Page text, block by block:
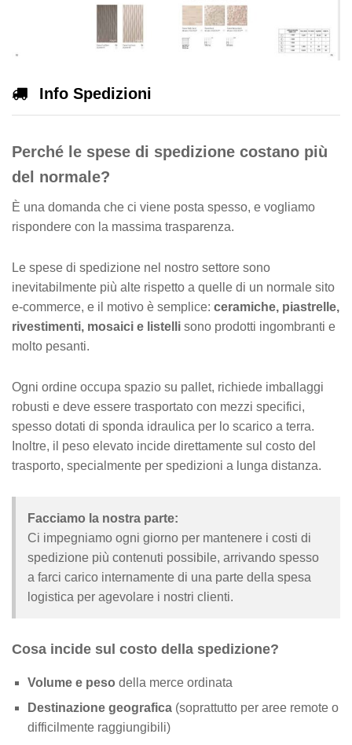
Info Spedizioni
Perché le spese di spedizione costano più
del normale?
È una domanda che ci viene posta spesso, e vogliamo
rispondere con la massima trasparenza.
Le spese di spedizione nel nostro settore sono
inevitabilmente più alte rispetto a quelle di un normale sito
e-commerce, e il motivo è semplice: ceramiche, piastrelle,
rivestimenti, mosaici e listelli sono prodotti ingombranti e
molto pesanti.
Ogni ordine occupa spazio su pallet, richiede imballaggi
robusti e deve essere trasportato con mezzi specifici,
spesso dotati di sponda idraulica per lo scarico a terra.
Inoltre, il peso elevato incide direttamente sul costo del
trasporto, specialmente per spedizioni a lunga distanza.
Facciamo la nostra parte:
Ci impegniamo ogni giorno per mantenere i costi di
spedizione più contenuti possibile, arrivando spesso
a farci carico internamente di una parte della spesa
logistica per agevolare i nostri clienti.
Cosa incide sul costo della spedizione?
Volume e peso della merce ordinata
Destinazione geografica (soprattutto per aree remote o
difficilmente raggiungibili)